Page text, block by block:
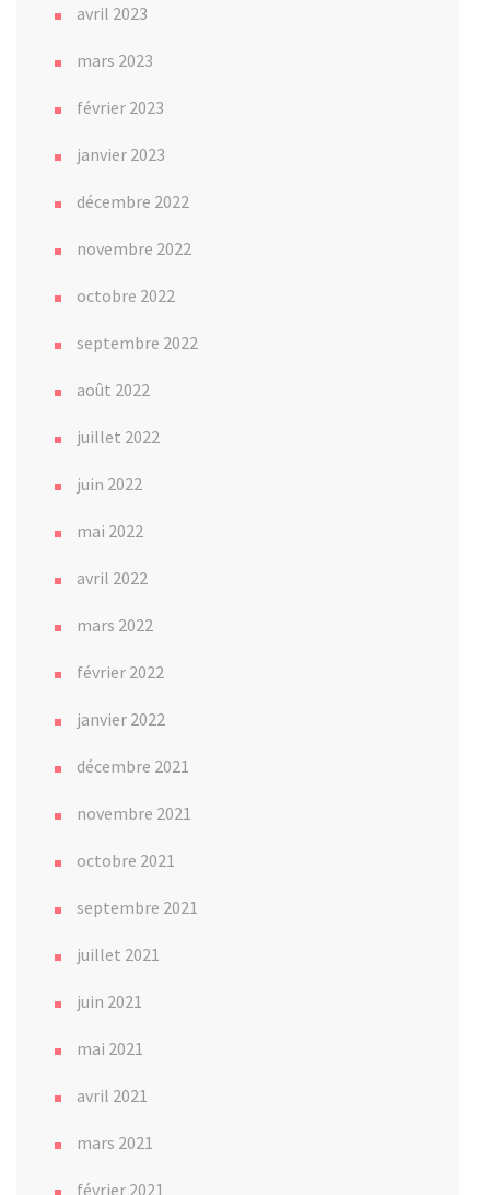
avril 2023
mars 2023
février 2023
janvier 2023
décembre 2022
novembre 2022
octobre 2022
septembre 2022
août 2022
juillet 2022
juin 2022
mai 2022
avril 2022
mars 2022
février 2022
janvier 2022
décembre 2021
novembre 2021
octobre 2021
septembre 2021
juillet 2021
juin 2021
mai 2021
avril 2021
mars 2021
février 2021